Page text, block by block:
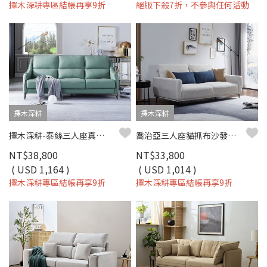
擇木深耕專區結帳再享9折 絕版下殺7折，不參與任何活動
擇木深耕
擇木深耕-泰絲三人座真皮沙發
NT$38,800
( USD 1,164 )
擇木深耕專區結帳再享9折
擇木深耕
喬治亞三人座貓抓布沙發｜可調椅背 × 深座設計 × 防潑水耐磨 × SGS貓抓布–擇木深耕
NT$33,800
( USD 1,014 )
擇木深耕專區結帳再享9折